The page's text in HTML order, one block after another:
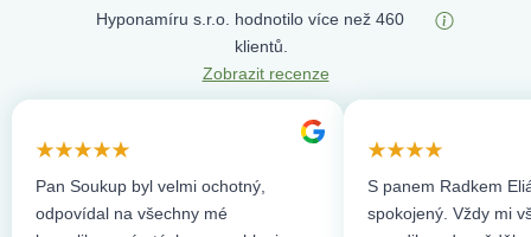
Hyponamíru s.r.o. hodnotilo více než 460
klientů.
Zobrazit recenze
Pan Soukup byl velmi ochotný,
odpovídal na všechny mé
S panem Radkem
spokojený. Vždy mi